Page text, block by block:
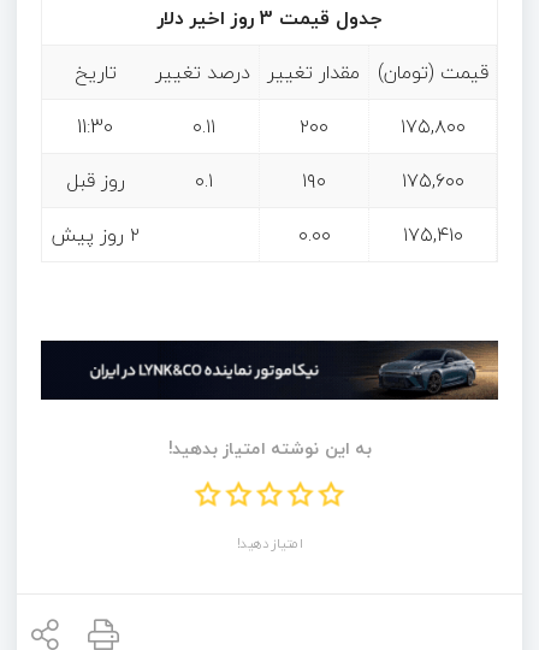
جدول قیمت 3 روز اخیر دلار
قیمت (تومان)
مقدار تغییر درصد تغییر
تاریخ
۱۷۵,۸۰۰
۲۰۰ ۰.۱۱
11:30
۱۷۵,۶۰۰
۱۹۰ ۰.۱
روز قبل
۱۷۵,۴۱۰
۰.۰۰ ۲ روز پیش
به این نوشته امتیاز بدهید!
امتیاز دهید!